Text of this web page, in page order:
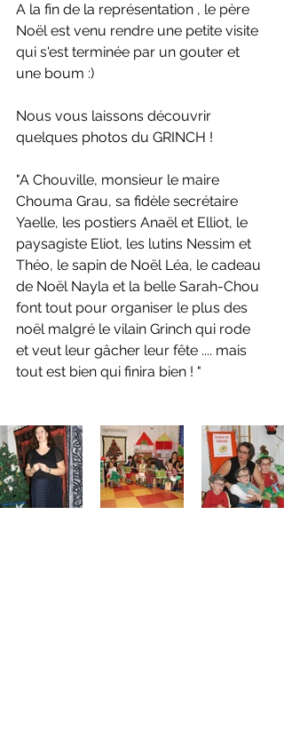
A la fin de la représentation , le père
Noël est venu rendre une petite visite
qui s'est terminée par un gouter et
une boum :)
Nous vous laissons découvrir
quelques photos du GRINCH !
"A Chouville, monsieur le maire
Chouma Grau, sa fidèle secrétaire
Yaelle, les postiers Anaël et Elliot, le
paysagiste Eliot, les lutins Nessim et
Théo, le sapin de Noël Léa, le cadeau
de Noël Nayla et la belle Sarah-Chou
font tout pour organiser le plus des
noël malgré le vilain Grinch qui rode
et veut leur gâcher leur fête .... mais
tout est bien qui finira bien ! "